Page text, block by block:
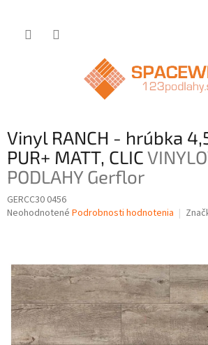
Vinyl RANCH - hrúbka
PUR+ MATT, CLIC
PODLAHY Gerflor
GERCC30 0456
Priemerné
0,0
hviezdičiek.
Neohodnotené Podrobnosti hodnotenia